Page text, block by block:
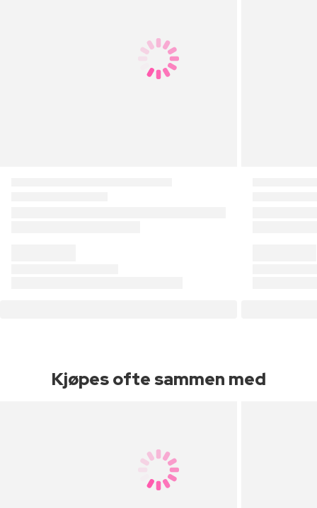
Kjøpes ofte sammen med